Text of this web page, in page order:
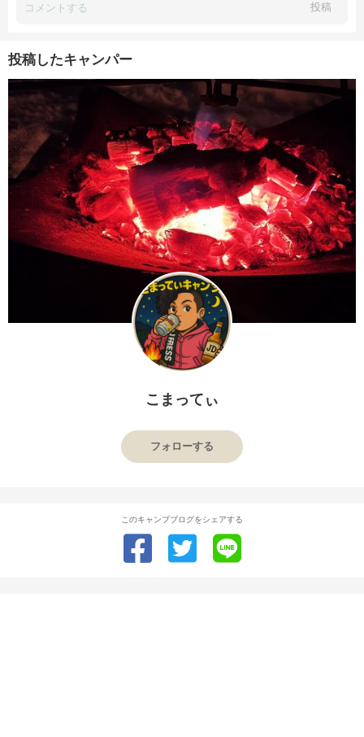
投稿
投稿したキャンパー
こまってぃ
フォローする
このキャンプブログをシェアする